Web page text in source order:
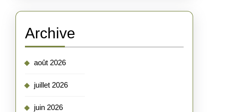
Archive
août 2026
juillet 2026
juin 2026